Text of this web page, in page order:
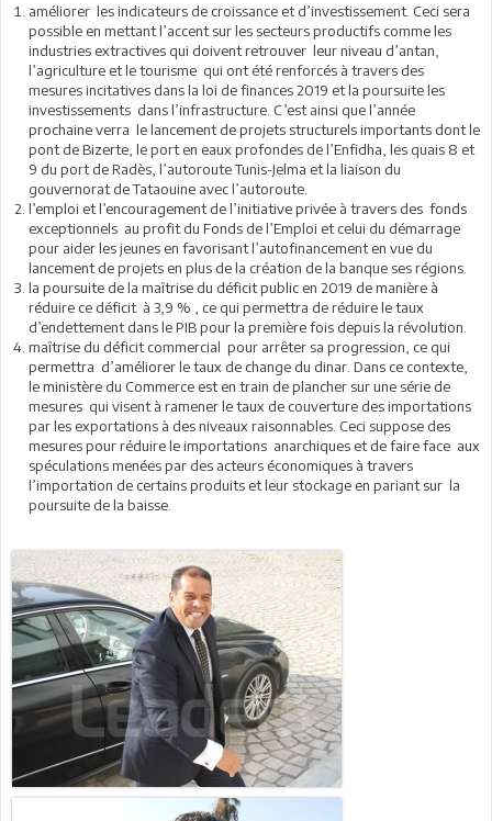
améliorer les indicateurs de croissance et d’investissement. Ceci sera
possible en mettant l’accent sur les secteurs productifs comme les
industries extractives qui doivent retrouver leur niveau d’antan,
l’agriculture et le tourisme qui ont été renforcés à travers des
mesures incitatives dans la loi de finances 2019 et la poursuite les
investissements dans l’infrastructure. C’est ainsi que l’année
prochaine verra le lancement de projets structurels importants dont le
pont de Bizerte, le port en eaux profondes de l’Enfidha, les quais 8 et
9 du port de Radès, l’autoroute Tunis-Jelma et la liaison du
gouvernorat de Tataouine avec l’autoroute.
l’emploi et l’encouragement de l’initiative privée à travers des fonds
exceptionnels au profit du Fonds de l’Emploi et celui du démarrage
pour aider les jeunes en favorisant l’autofinancement en vue du
lancement de projets en plus de la création de la banque ses régions.
la poursuite de la maîtrise du déficit public en 2019 de manière à
réduire ce déficit à 3,9 % , ce qui permettra de réduire le taux
d’endettement dans le PIB pour la première fois depuis la révolution.
maîtrise du déficit commercial pour arrêter sa progression, ce qui
permettra d’améliorer le taux de change du dinar. Dans ce contexte,
le ministère du Commerce est en train de plancher sur une série de
mesures qui visent à ramener le taux de couverture des importations
par les exportations à des niveaux raisonnables. Ceci suppose des
mesures pour réduire le importations anarchiques et de faire face aux
spéculations menées par des acteurs économiques à travers
l’importation de certains produits et leur stockage en pariant sur la
poursuite de la baisse.